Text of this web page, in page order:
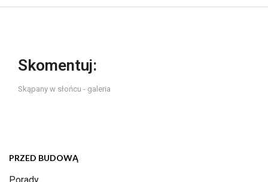
Skomentuj:
Skąpany w słońcu - galeria
PRZED BUDOWĄ